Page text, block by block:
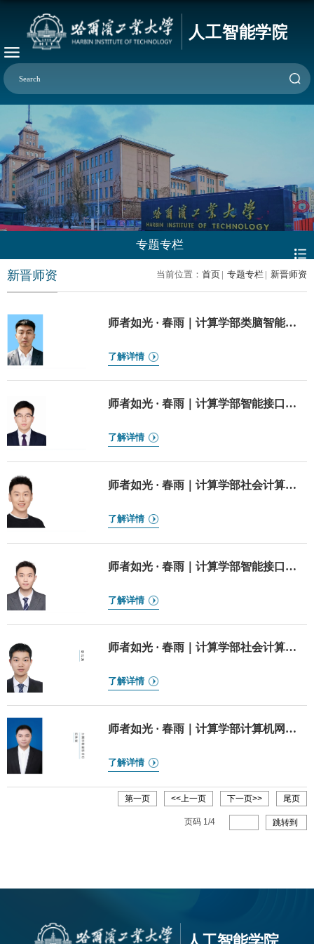
专题专栏
当前位置： 首页 | 专题专栏 | 新晋师资
新晋师资
师者如光 · 春雨｜计算学部类脑智能与
了解详情
师者如光 · 春雨｜计算学部智能接口与
了解详情
师者如光 · 春雨｜计算学部社会计算与
了解详情
师者如光 · 春雨｜计算学部智能接口与
了解详情
师者如光 · 春雨｜计算学部社会计算与
了解详情
师者如光 · 春雨｜计算学部计算机网络
庶
了解详情
第一页 <<上一页 下一页>> 尾页
页码 1/4 跳转到